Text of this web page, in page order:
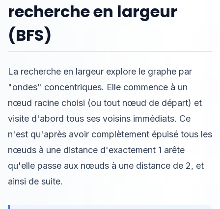
recherche en largeur
(BFS)
La recherche en largeur explore le graphe par
"ondes" concentriques. Elle commence à un
nœud racine choisi (ou tout nœud de départ) et
visite d'abord tous ses voisins immédiats. Ce
n'est qu'après avoir complètement épuisé tous les
nœuds à une distance d'exactement 1 arête
qu'elle passe aux nœuds à une distance de 2, et
ainsi de suite.